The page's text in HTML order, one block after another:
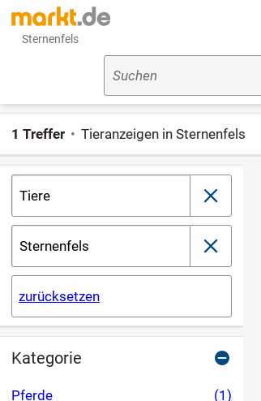
Sternenfels
Suchen
Tiere schließen
Sternenfels schließen
zurücksetzen
1 Treffer Tieranzeigen in Sternenfels
Kategorie
Pferde (1)